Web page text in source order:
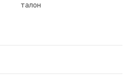
талон